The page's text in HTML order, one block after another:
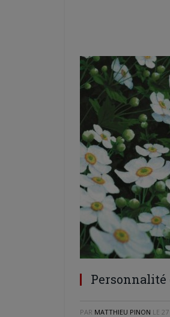
Personnalité
PAR MATTHIEU PINON LE